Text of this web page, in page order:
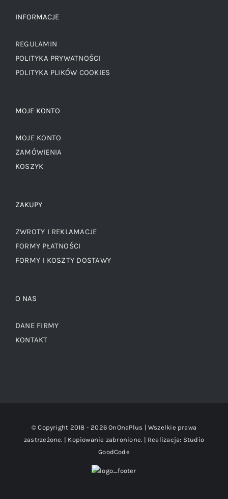
INFORMACJE
REGULAMIN
POLITYKA PRYWATNOŚCI
POLITYKA PLIKÓW COOKIES
MOJE KONTO
MOJE KONTO
ZAMÓWIENIA
KOSZYK
ZAKUPY
ZWROTY I REKLAMACJE
FORMY PŁATNOŚCI
FORMY I KOSZTY DOSTAWY
O NAS
DANE FIRMY
KONTAKT
© Copyright 2018 -2026 OnOnaPlus | Wszelkie prawa
zastrzeżone. | Kopiowanie zabronione. | Realizacja: Studio
GoodCode